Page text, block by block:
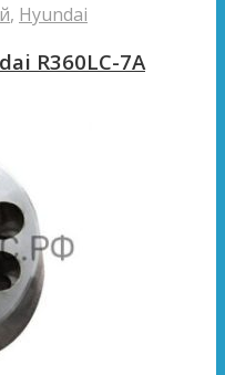
, Hyundai
R360LC-7A